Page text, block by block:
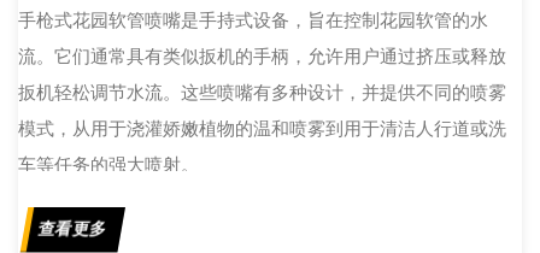
手枪式花园软管喷嘴是手持式设备，旨在控制花园软管的水
流。它们通常具有类似扳机的手柄，允许用户通过挤压或释放
扳机轻松调节水流。这些喷嘴有多种设计，并提供不同的喷雾
模式，从用于浇灌娇嫩植物的温和喷雾到用于清洁人行道或洗
车等任务的强大喷射。
手枪式握把上的扳机使用户可以轻松控制水流。完全挤压扳机
通常会产生水流，而松开扳机则会完全减少或停止水流。
查看更多